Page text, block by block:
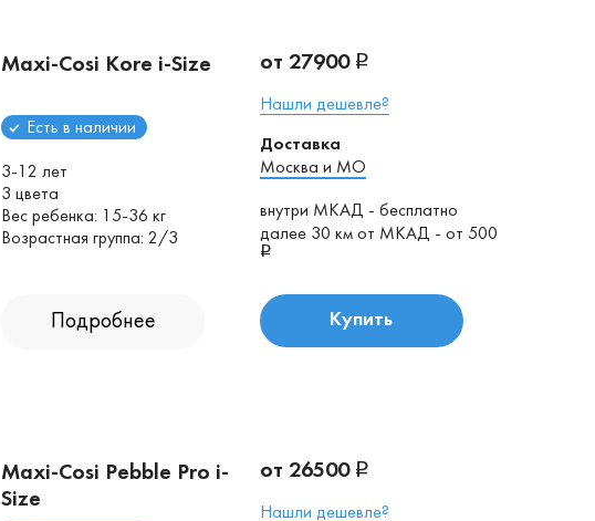
Maxi-Cosi Kore i-Size
Есть в наличии
3-12 лет
3 цвета
Вес ребенка: 15-36 кг
Возрастная группа: 2/3
от 27900
Нашли дешевле?
Доставка
Москва и МО
внутри МКАД - бесплатно
далее 30 км от МКАД - от 500
Подробнее Купить
Maxi-Cosi Pebble Pro i-
Size
от 26500
Нашли дешевле?